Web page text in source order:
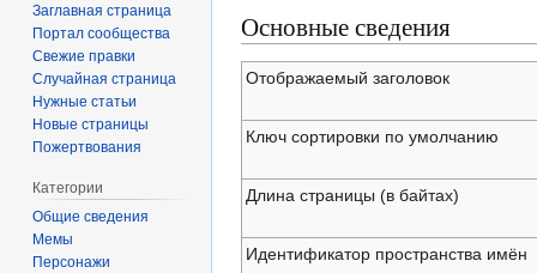
Перейти
к
навигации
Перейти
к
поиску
Основные сведения
Отображаемый заголовок
Ключ сортировки по умолчанию
Длина страницы (в байтах)
Идентификатор пространства имён
Заглавная страница
Портал сообщества
Свежие правки
Случайная страница
Нужные статьи
Новые страницы
Пожертвования
Категории
Общие сведения
Мемы
Персонажи